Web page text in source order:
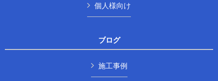
個人様向け
ブログ
施工事例